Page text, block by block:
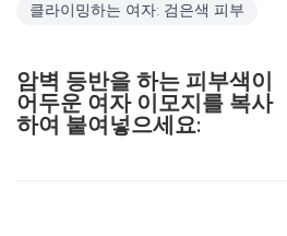
클라이밍하는 여자: 검은색 피부
암벽 등반을 하는 피부색이
어두운 여자 이모지를 복사
하여 붙여넣으세요: